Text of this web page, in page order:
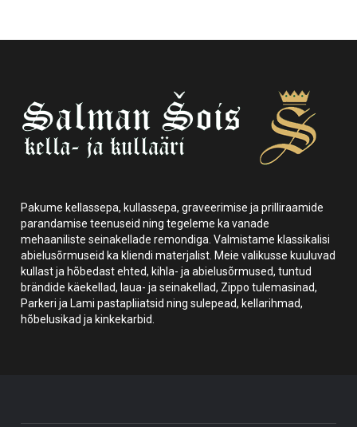
Pakume kellassepa, kullassepa, graveerimise ja prilliraamide
parandamise teenuseid ning tegeleme ka vanade
mehaaniliste seinakellade remondiga. Valmistame klassikalisi
abielusõrmuseid ka kliendi materjalist. Meie valikusse kuuluvad
kullast ja hõbedast ehted, kihla- ja abielusõrmused, tuntud
brändide käekellad, laua- ja seinakellad, Zippo tulemasinad,
Parkeri ja Lami pastapliiatsid ning sulepead, kellarihmad,
hõbelusikad ja kinkekarbid.